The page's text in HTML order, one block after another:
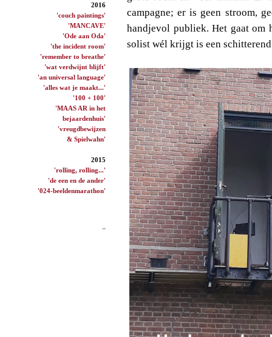
2016
'couch paintings'
'MANCAVE'
'Ode aan Oda'
'the incident room'
'remember to breathe'
'wat verdwijnt blijft'
'an universal language'
'alles wat je maakt...'
'100 + 100'
'MAAS AR in het
bejaardenhuis'
'vreugdbewijzen
& Spielwahn'
2015
'rolling, rolling...'
'de een en de ander'
'024-beeldenmarathon'
campagne; er is geen stroom,
handjevol publiek. Het gaat om
solist wél krijgt is een